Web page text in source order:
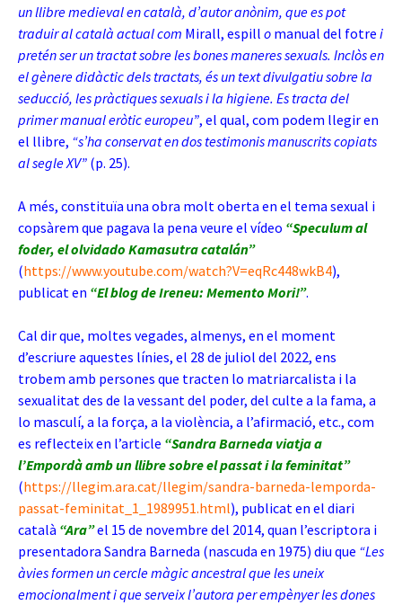
un llibre medieval en català, d’autor anònim, que es pot
traduir al català actual com Mirall, espill o manual del fotre i
pretén ser un tractat sobre les bones maneres sexuals. Inclòs en
el gènere didàctic dels tractats, és un text divulgatiu sobre la
seducció, les pràctiques sexuals i la higiene. Es tracta del
primer manual eròtic europeu”, el qual, com podem llegir en
el llibre, “s’ha conservat en dos testimonis manuscrits copiats
al segle XV” (p. 25).
A més, constituïa una obra molt oberta en el tema sexual i
copsàrem que pagava la pena veure el vídeo “Speculum al
foder, el olvidado Kamasutra catalán”
(https://www.youtube.com/watch?V=eqRc448wkB4),
publicat en “El blog de Ireneu: Memento Mori!”.
Cal dir que, moltes vegades, almenys, en el moment
d’escriure aquestes línies, el 28 de juliol del 2022, ens
trobem amb persones que tracten lo matriarcalista i la
sexualitat des de la vessant del poder, del culte a la fama, a
lo masculí, a la força, a la violència, a l’afirmació, etc., com
es reflecteix en l’article “Sandra Barneda viatja a
l’Empordà amb un llibre sobre el passat i la feminitat”
(https://llegim.ara.cat/llegim/sandra-barneda-lemporda-
passat-feminitat_1_1989951.html), publicat en el diari
català “Ara”el 15 de novembre del 2014, quan l’escriptora i
presentadora Sandra Barneda (nascuda en 1975) diu que “Les
àvies formen un cercle màgic ancestral que les uneix
emocionalment i que serveix l’autora per empènyer les dones